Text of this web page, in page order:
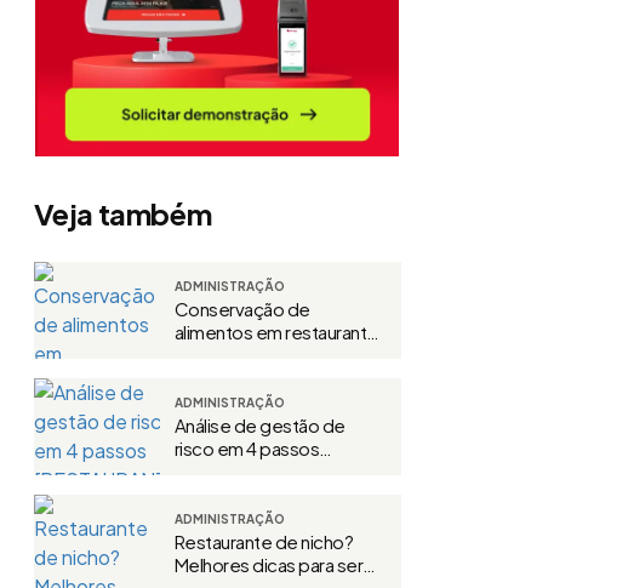
Veja também
ADMINISTRAÇÃO
Conservação de
alimentos em restaurante:
ADMINISTRAÇÃO
Análise de gestão de
risco em 4 passos
ADMINISTRAÇÃO
Restaurante de nicho?
Melhores dicas para ser